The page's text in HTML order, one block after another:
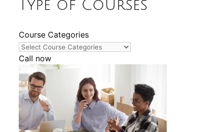
Type of Courses
Course Categories
Call now